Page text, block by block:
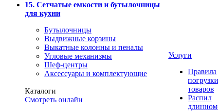
15. Сетчатые емкости и бутылочницы
для кухни
Бутылочницы
Выдвижные корзины
Выкатные колонны и пеналы
Угловые механизмы
Шеф-центры
Аксессуары и комплектующие
Каталоги
Смотреть онлайн
Услуги
Правила
погрузки
товаров
Распил